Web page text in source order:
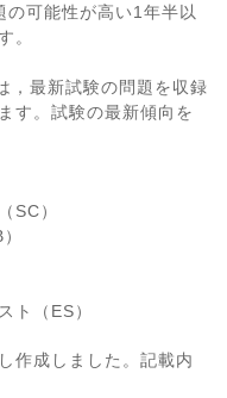
可能性が高い1年半以
。
，最新試験の問題を収録
す。試験の最新傾向を
SC）
ト（ES）
作成しました。記載内